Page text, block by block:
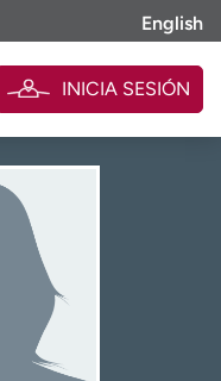
English
INICIA SESIÓN